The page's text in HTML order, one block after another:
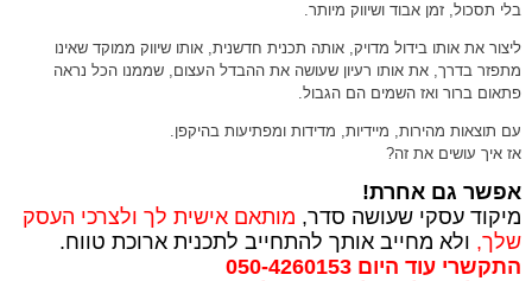
בלי תסכול, זמן אבוד ושיווק מיותר.
ליצור את אותו בידול מדויק, אותה תכנית חדשנית, אותו שיווק ממוקד שאינו
מתפזר בדרך, את אותו רעיון שעושה את ההבדל העצום, שממנו הכל נראה
פתאום ברור ואז השמים הם הגבול.
עם תוצאות מהירות, מיידיות, מדידות ומפתיעות בהיקפן.
אז איך עושים את זה?
אפשר גם אחרת!
מיקוד עסקי שעושה סדר, מותאם אישית לך ולצרכי העסק
שלך, ולא מחייב אותך להתחייב לתכנית ארוכת טווח.
התקשרי עוד היום 050-4260153